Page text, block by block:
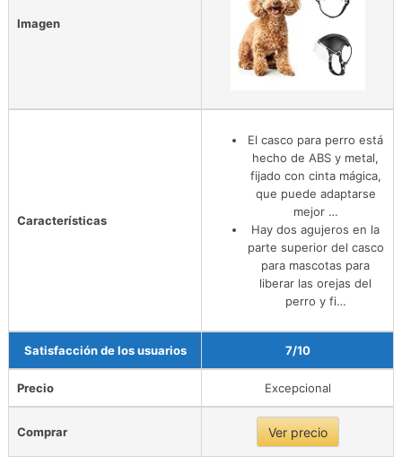
Imagen
Características
El casco para perro está
hecho de ABS y metal,
fijado con cinta mágica,
que puede adaptarse
mejor …
Hay dos agujeros en la
parte superior del casco
para mascotas para
liberar las orejas del
perro y fi…
Satisfacción de los usuarios 7/10
Precio Excepcional
Comprar Ver precio